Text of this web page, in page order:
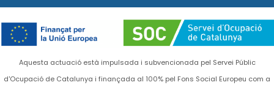
Aquesta actuació està impulsada i subvencionada pel Servei Públic
d'Ocupació de Catalunya i finançada al 100% pel Fons Social Europeu com a